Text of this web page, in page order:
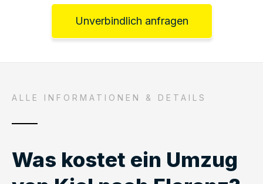
Unverbindlich anfragen
ALLE INFORMATIONEN & DETAILS
Was kostet ein Umzug